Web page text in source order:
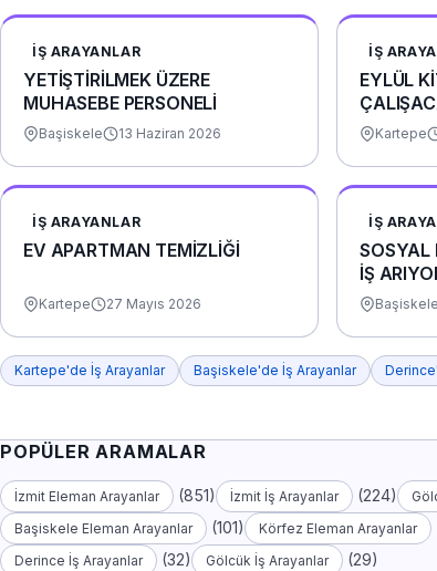
İŞ ARAYANLAR
YETİŞTİRİLMEK ÜZERE
MUHASEBE PERSONELİ
Başiskele 13 Haziran 2026
İŞ
EYLÜL
Kartepe
İŞ ARAYANLAR
EV APARTMAN TEMİZLİĞİ
Kartepe 27 Mayıs 2026
İŞ
SOSYAL
İŞ
Başiskele
Kartepe'de İş Arayanlar Başiskele'de İş Arayanlar
POPÜLER ARAMALAR
İzmit Eleman Arayanlar (851) İzmit İş Arayanlar (224)
Başiskele Eleman Arayanlar (101) Körfez Eleman Arayanlar
Derince İş Arayanlar (32) Gölcük İş Arayanlar (29)